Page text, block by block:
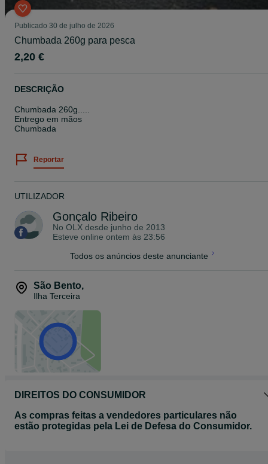
Publicado 30 de julho de 2026
Chumbada 260g para pesca
2,20 €
DESCRIÇÃO
Chumbada 260g.....
Entrego em mãos
Chumbada
Reportar
UTILIZADOR
Gonçalo Ribeiro
No OLX desde junho de 2013
Esteve online ontem às 23:56
Todos os anúncios deste anunciante
São Bento,
Ilha Terceira
DIREITOS DO CONSUMIDOR
As compras feitas a vendedores particulares não
estão protegidas pela Lei de Defesa do Consumidor.